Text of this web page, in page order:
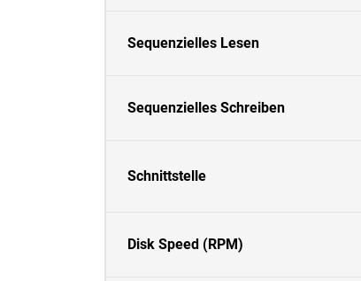
Sequenzielles Lesen
Sequenzielles Schreiben
Schnittstelle
Disk Speed (RPM)